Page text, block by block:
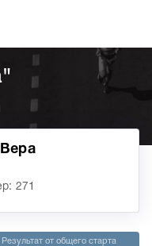
271
Результат от общего старта